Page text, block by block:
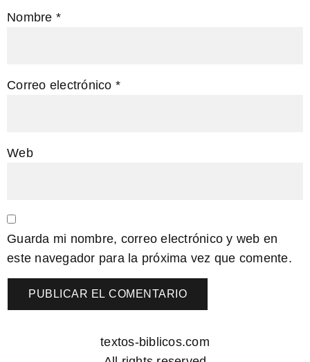
Nombre *
Correo electrónico *
Web
Guarda mi nombre, correo electrónico y web en
este navegador para la próxima vez que comente.
textos-biblicos.com